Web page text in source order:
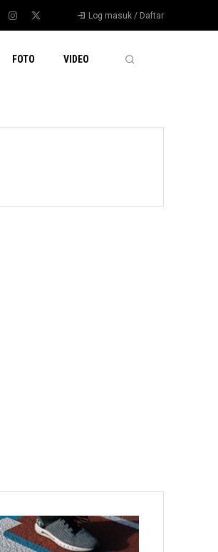
Log masuk / Daftar
FOTO VIDEO